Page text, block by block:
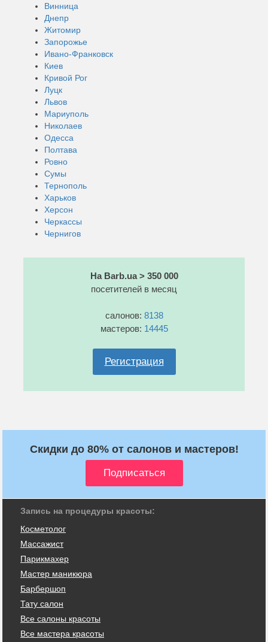
Винница
Днепр
Житомир
Запорожье
Ивано-Франковск
Киев
Кривой Рог
Луцк
Львов
Мариуполь
Николаев
Одесса
Полтава
Ровно
Сумы
Тернополь
Харьков
Херсон
Черкассы
Чернигов
На Barb.ua > 350 000
посетителей в месяц
салонов: 8138
мастеров: 14445
Регистрация
Скидки до 80% от салонов и мастеров!
Запись на процедуры красоты:
Косметолог
Массажист
Парикмахер
Мастер маникюра
Барбершоп
Тату салон
Все салоны красоты
Все мастера красоты